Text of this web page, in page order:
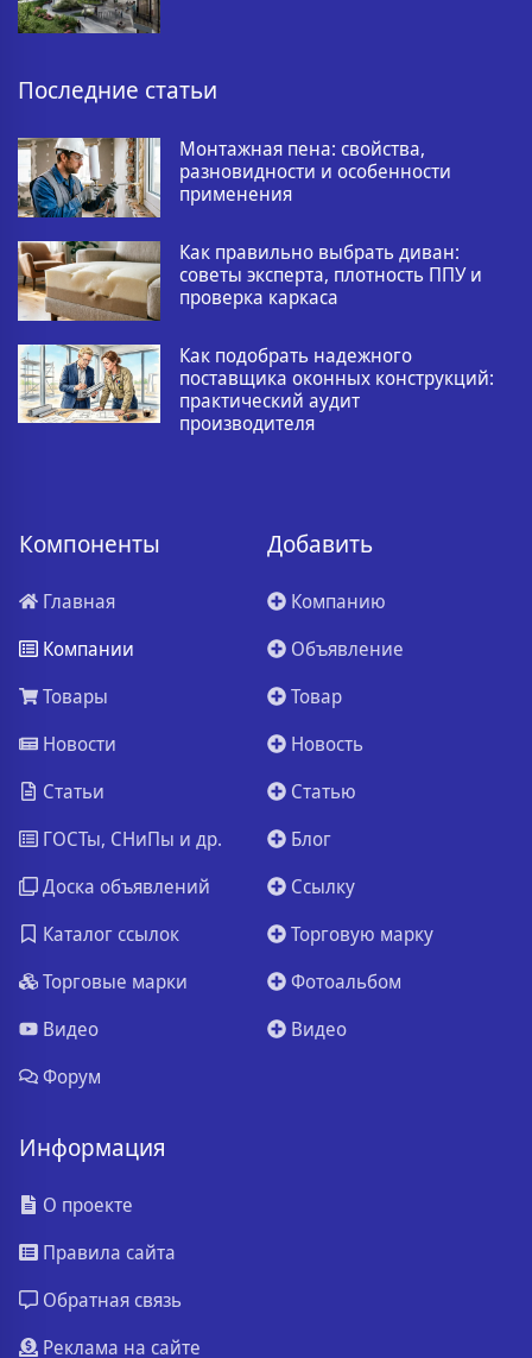
Последние статьи
Монтажная пена: свойства,
разновидности и особенности
применения
Как правильно выбрать диван:
советы эксперта, плотность ППУ и
проверка каркаса
Как подобрать надежного
поставщика оконных конструкций:
практический аудит
производителя
Компоненты
Главная
Компании
Товары
Новости
Статьи
ГОСТы, СНиПы и др.
Доска объявлений
Каталог ссылок
Торговые марки
Видео
Форум
Добавить
Компанию
Объявление
Товар
Новость
Статью
Блог
Ссылку
Торговую марку
Фотоальбом
Видео
Информация
О проекте
Правила сайта
Обратная связь
Реклама на сайте